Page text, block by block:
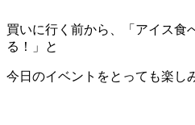
買いに行く前から、「アイス食
る！」と
今日のイベントをとっても楽し